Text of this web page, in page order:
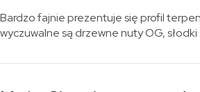
Bardzo fajnie prezentuje się profil
wyczuwalne są drzewne nuty OG, słodki